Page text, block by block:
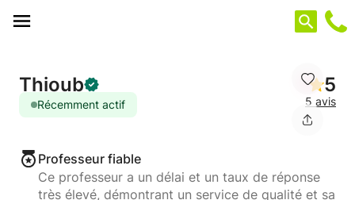
Thioub
Récemment actif
5
5 avis
Professeur fiable
Ce professeur a un délai et un taux de réponse
très élevé, démontrant un service de qualité et sa